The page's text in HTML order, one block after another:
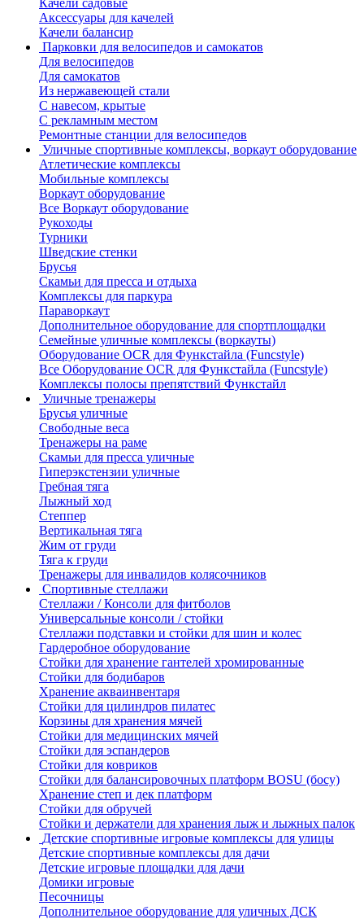
Качели садовые
Аксессуары для качелей
Качели балансир
Парковки для велосипедов и самокатов
Для велосипедов
Для самокатов
Из нержавеющей стали
С навесом, крытые
С рекламным местом
Ремонтные станции для велосипедов
Уличные спортивные комплексы, воркаут оборудование
Атлетические комплексы
Мобильные комплексы
Воркаут оборудование
Все Воркаут оборудование
Рукоходы
Турники
Шведские стенки
Брусья
Скамьи для пресса и отдыха
Комплексы для паркура
Параворкаут
Дополнительное оборудование для спортплощадки
Семейные уличные комплексы (воркауты)
Оборудование OCR для Функстайла (Funcstyle)
Все Оборудование OCR для Функстайла (Funcstyle)
Комплексы полосы препятствий Функстайл
Уличные тренажеры
Брусья уличные
Свободные веса
Тренажеры на раме
Скамьи для пресса уличные
Гиперэкстензии уличные
Гребная тяга
Лыжный ход
Степпер
Вертикальная тяга
Жим от груди
Тяга к груди
Тренажеры для инвалидов колясочников
Спортивные стеллажи
Стеллажи / Консоли для фитболов
Универсальные консоли / стойки
Стеллажи подставки и стойки для шин и колес
Гардеробное оборудование
Стойки для хранение гантелей хромированные
Стойки для бодибаров
Хранение акваинвентаря
Стойки для цилиндров пилатес
Корзины для хранения мячей
Стойки для медицинских мячей
Стойки для эспандеров
Стойки для ковриков
Стойки для балансировочных платформ BOSU (босу)
Хранение степ и дек платформ
Стойки для обручей
Стойки и держатели для хранения лыж и лыжных палок
Детские спортивные игровые комплексы для улицы
Детские спортивные комплексы для дачи
Детские игровые площадки для дачи
Домики игровые
Песочницы
Дополнительное оборудование для уличных ДСК